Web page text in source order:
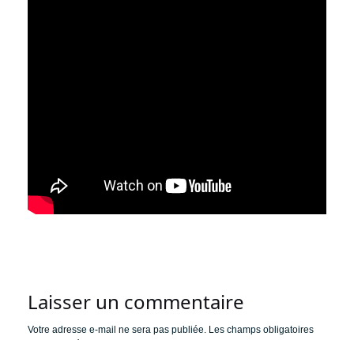
Laisser un commentaire
Votre adresse e-mail ne sera pas publiée. Les champs obligatoires